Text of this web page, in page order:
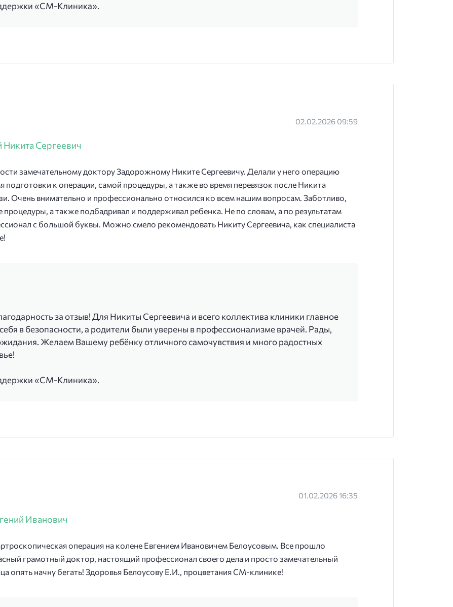
«СМ-Клиника».
02.02.2026 09:59
Сергеевич
замечательному доктору Задорожному Никите Сергеевичу. Делали у него операцию
подготовки к операции, самой процедуры, а также во время перевязок после Никита
Очень внимательно и профессионально относился ко всем нашим вопросам. Заботливо,
а также подбадривал и поддерживал ребенка. Не по словам, а по результатам
с большой буквы. Можно смело рекомендовать Никиту Сергеевича, как специалиста
за отзыв! Для Никиты Сергеевича и всего коллектива клиники главное
в безопасности, а родители были уверены в профессионализме врачей. Рады,
Желаем Вашему ребёнку отличного самочувствия и много радостных
«СМ-Клиника».
01.02.2026 16:35
Иванович
операция на колене Евгением Ивановичем Белоусовым. Все прошло
грамотный доктор, настоящий профессионал своего дела и просто замечательный
опять начну бегать! Здоровья Белоусову Е.И., процветания СМ-клинике!